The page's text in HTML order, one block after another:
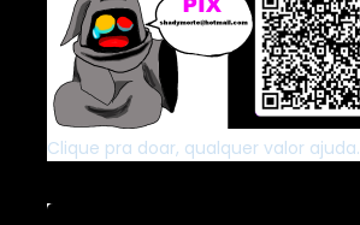
Clique pra doar, qualquer valor ajuda.